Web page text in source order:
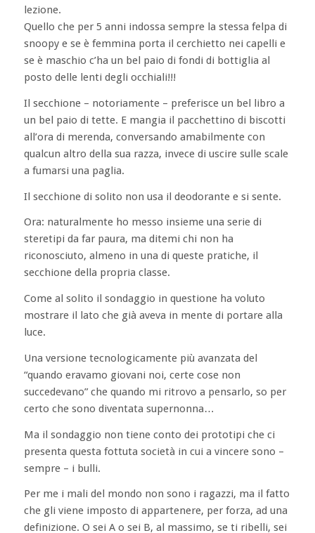
lezione.
Quello che per 5 anni indossa sempre la stessa felpa di
snoopy e se è femmina porta il cerchietto nei capelli e
se è maschio c’ha un bel paio di fondi di bottiglia al
posto delle lenti degli occhiali!!!
Il secchione – notoriamente – preferisce un bel libro a
un bel paio di tette. E mangia il pacchettino di biscotti
all’ora di merenda, conversando amabilmente con
qualcun altro della sua razza, invece di uscire sulle scale
a fumarsi una paglia.
Il secchione di solito non usa il deodorante e si sente.
Ora: naturalmente ho messo insieme una serie di
steretipi da far paura, ma ditemi chi non ha
riconosciuto, almeno in una di queste pratiche, il
secchione della propria classe.
Come al solito il sondaggio in questione ha voluto
mostrare il lato che già aveva in mente di portare alla
luce.
Una versione tecnologicamente più avanzata del
“quando eravamo giovani noi, certe cose non
succedevano” che quando mi ritrovo a pensarlo, so per
certo che sono diventata supernonna…
Ma il sondaggio non tiene conto dei prototipi che ci
presenta questa fottuta società in cui a vincere sono –
sempre – i bulli.
Per me i mali del mondo non sono i ragazzi, ma il fatto
che gli viene imposto di appartenere, per forza, ad una
definizione. O sei A o sei B, al massimo, se ti ribelli, sei